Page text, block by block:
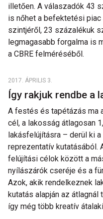
illetően. A válaszadók 43
is nőhet a befektetési
szintjéről, 23 százalékuk
legmagasabb forgalma is
a CBRE felméréséből.
2017. ÁPRILIS 3.
Így rakjuk rendbe a
A festés és tapétázás ma
cél, a lakosság átlagosan
lakásfelújításra – derül ki
reprezentatív kutatásából.
felújítási célok között a
nyílászárók cseréje és a
Azok, akik rendelkeznek
kutatás alapján az átlagnál
így még több kreatív